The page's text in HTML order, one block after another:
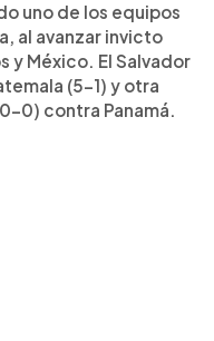
uno de los equipos
al avanzar invicto
y México. El Salvador
(5-1) y otra
0) contra Panamá.